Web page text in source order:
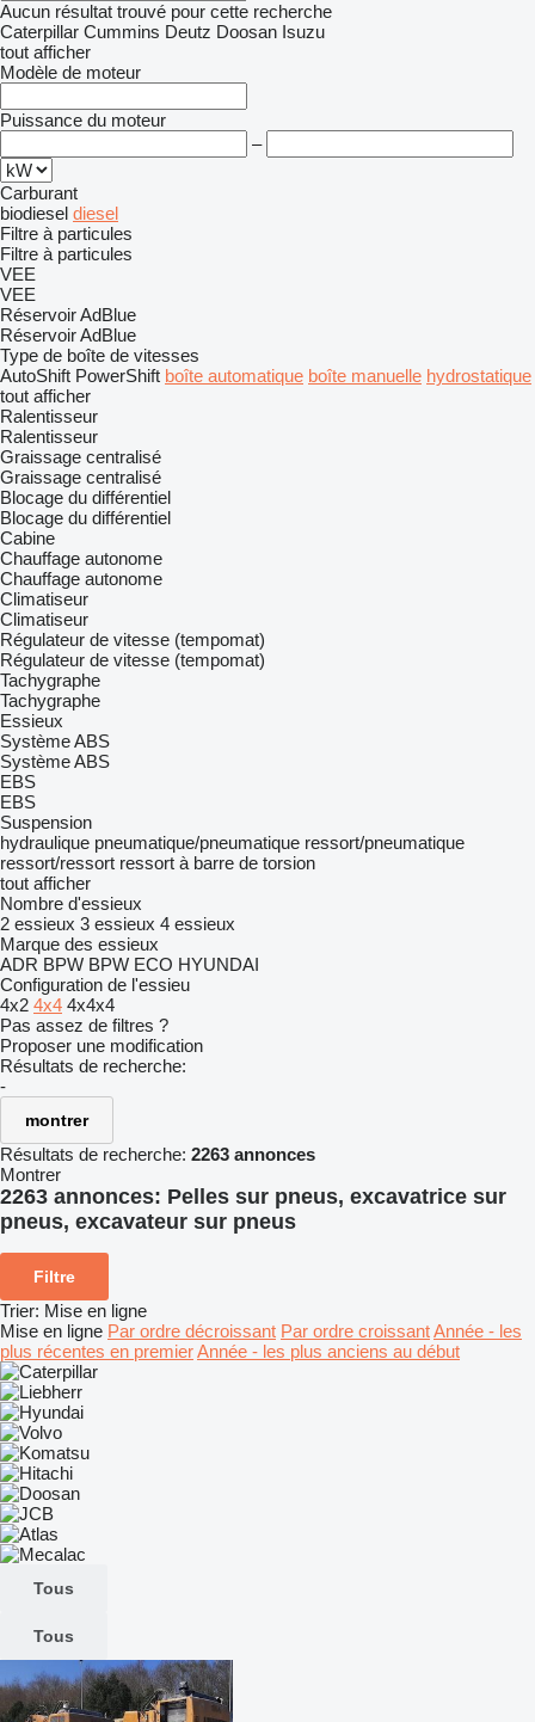
Aucun résultat trouvé pour cette recherche
Caterpillar Cummins Deutz Doosan Isuzu
tout afficher
Modèle de moteur
Puissance du moteur
–
Carburant
biodiesel diesel
Filtre à particules
Filtre à particules
VEE
VEE
Réservoir AdBlue
Réservoir AdBlue
Type de boîte de vitesses
AutoShift PowerShift boîte automatique boîte manuelle hydrostatique
tout afficher
Ralentisseur
Ralentisseur
Graissage centralisé
Graissage centralisé
Blocage du différentiel
Blocage du différentiel
Cabine
Chauffage autonome
Chauffage autonome
Climatiseur
Climatiseur
Régulateur de vitesse (tempomat)
Régulateur de vitesse (tempomat)
Tachygraphe
Tachygraphe
Essieux
Système ABS
Système ABS
EBS
EBS
Suspension
hydraulique pneumatique/pneumatique ressort/pneumatique
ressort/ressort ressort à barre de torsion
tout afficher
Nombre d'essieux
2 essieux 3 essieux 4 essieux
Marque des essieux
ADR BPW BPW ECO HYUNDAI
Configuration de l'essieu
4x2 4x4 4x4x4
Pas assez de filtres ?
Proposer une modification
Résultats de recherche:
-
montrer
Résultats de recherche: 2263 annonces
Montrer
2263 annonces: Pelles sur pneus, excavatrice sur
pneus, excavateur sur pneus
Filtre
Trier: Mise en ligne
Mise en ligne Par ordre décroissant Par ordre croissantAnnée - les
plus récentes en premierAnnée - les plus anciens au début
Tous
Tous